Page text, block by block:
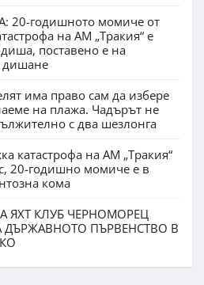
20-годишното момиче от
на АМ „Тракия“ е
поставено е на
дишане
има право сам да избере
на плажа. Чадърът не
с два шезлонга
катастрофа на АМ „Тракия“
20-годишно момиче е в
кома
ЯХТ КЛУБ ЧЕРНОМОРЕЦ
ДЪРЖАВНОТО ПЪРВЕНСТВО В